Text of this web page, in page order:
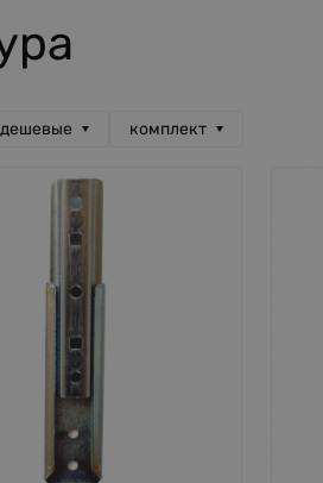
комплект